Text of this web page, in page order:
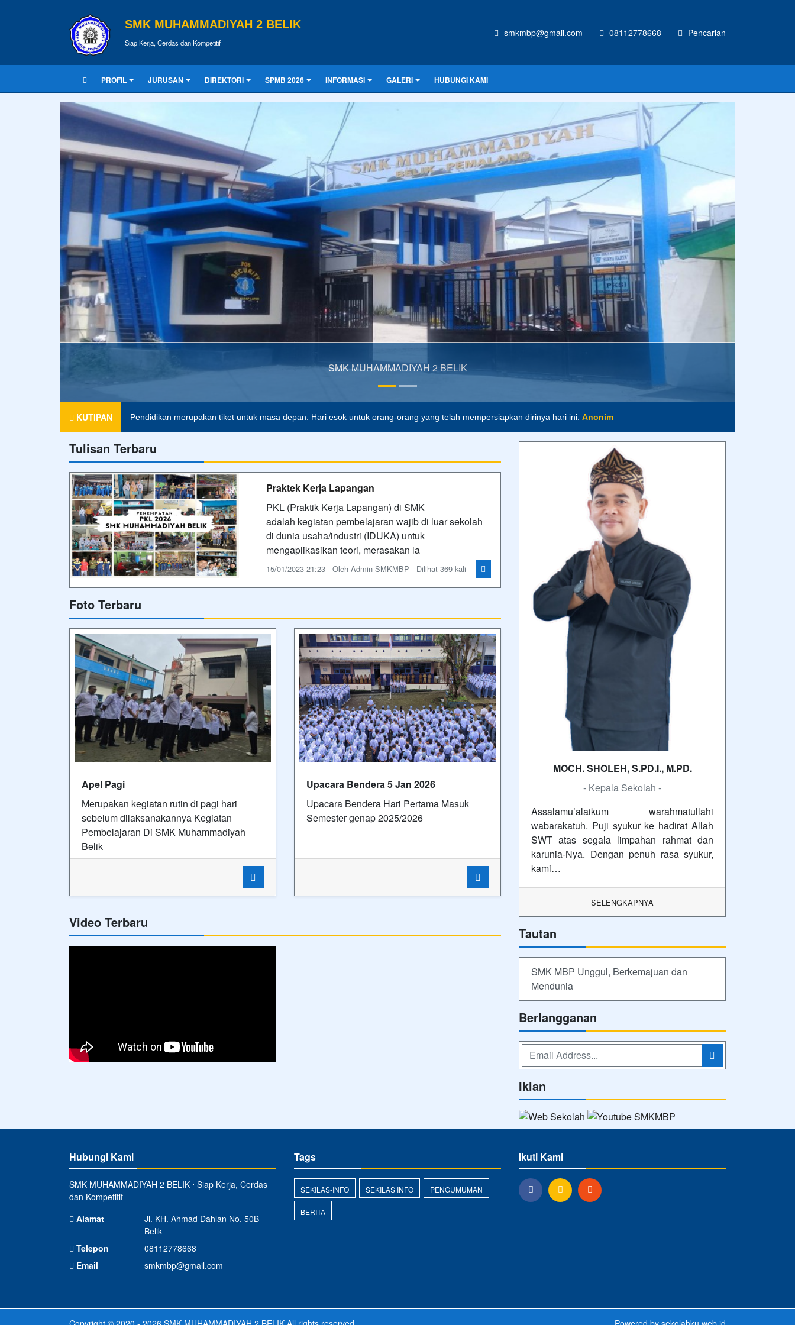
SMK MUHAMMADIYAH 2 BELIK
Siap Kerja, Cerdas dan Kompetitif
smkmbp@gmail.com 08112778668 Pencarian
PROFIL JURUSAN DIREKTORI SPMB 2026 INFORMASI GALERI HUBUNGI KAMI
SMK MUHAMMADIYAH 2 BELIK
KUTIPAN Pendidikan merupakan tiket untuk masa depan. Hari esok untuk orang-orang yang telah mempersiapkan dirinya hari ini. Anonim
Tulisan Terbaru
Praktek Kerja Lapangan
PKL (Praktik Kerja Lapangan) di SMK
adalah kegiatan pembelajaran wajib di luar sekolah
di dunia usaha/industri (IDUKA) untuk
mengaplikasikan teori, merasakan la
15/01/2023 21:23 - Oleh Admin SMKMBP - Dilihat 369 kali
Foto Terbaru
Apel Pagi
Merupakan kegiatan rutin di pagi hari
sebelum dilaksanakannya Kegiatan
Pembelajaran Di SMK Muhammadiyah
Belik
Upacara Bendera 5 Jan 2026
Upacara Bendera Hari Pertama Masuk
Semester genap 2025/2026
Video Terbaru
MOCH. SHOLEH, S.PD.I., M.PD.
- Kepala Sekolah -
Assalamu’alaikum warahmatullahi
wabarakatuh. Puji syukur ke hadirat Allah
SWT atas segala limpahan rahmat dan
karunia-Nya. Dengan penuh rasa syukur,
kami…
SELENGKAPNYA
Tautan
SMK MBP Unggul, Berkemajuan dan
Mendunia
Berlangganan
Iklan
Hubungi Kami
SMK MUHAMMADIYAH 2 BELIK ⋅ Siap Kerja, Cerdas
dan Kompetitif
Alamat
Jl. KH. Ahmad Dahlan No. 50B
Belik
Telepon
08112778668
Email
smkmbp@gmail.com
Tags
SEKILAS-INFO SEKILAS INFO PENGUMUMAN
BERITA
Ikuti Kami